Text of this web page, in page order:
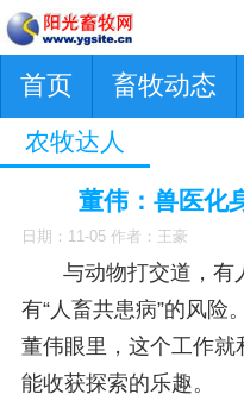
首页 畜牧动态
农牧达人
董伟：兽医化
日期：11-05 作者：王豪
与动物打交道，有
有“人畜共患病”的风险
董伟眼里，这个工作就
能收获探索的乐趣。